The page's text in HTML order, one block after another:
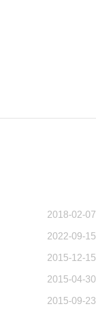
2018-02-07
2022-09-15
2015-12-15
2015-04-30
2015-09-23